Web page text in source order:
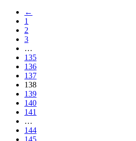
←
1
2
3
…
135
136
137
138
139
140
141
…
144